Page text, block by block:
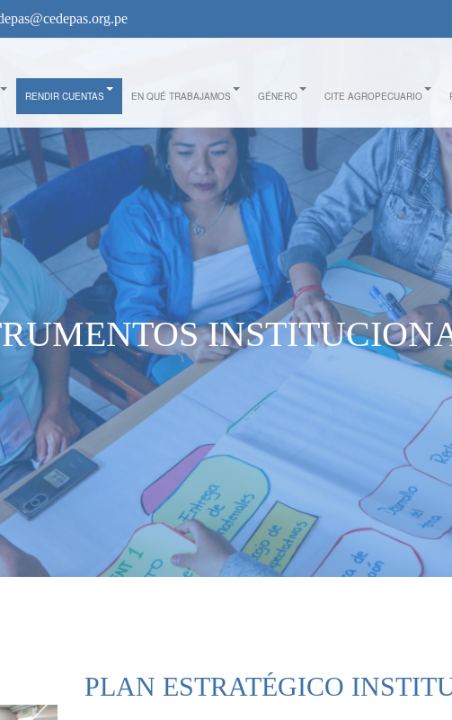
RENDIR CUENTAS EN QUÉ TRABAJAMOS GÉNERO CITE AGROPECUARIO
PLAN ESTRATÉGICO